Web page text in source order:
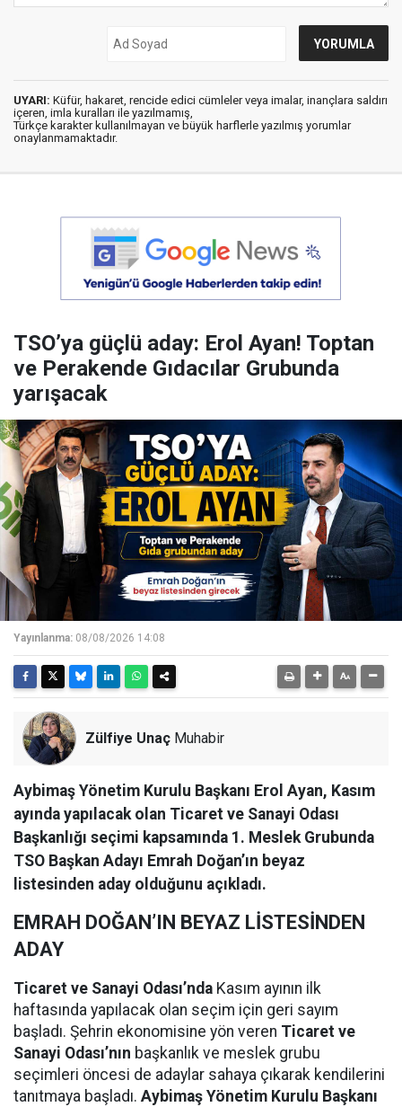
UYARI: Küfür, hakaret, rencide edici cümleler veya imalar, inançlara saldırı
içeren, imla kuralları ile yazılmamış,
Türkçe karakter kullanılmayan ve büyük harflerle yazılmış yorumlar
onaylanmamaktadır.
TSO’ya güçlü aday: Erol Ayan! Toptan
ve Perakende Gıdacılar Grubunda
yarışacak
Yayınlanma: 08/08/2026 14:08
Zülfiye Unaç Muhabir
Aybimaş Yönetim Kurulu Başkanı Erol Ayan, Kasım
ayında yapılacak olan Ticaret ve Sanayi Odası
Başkanlığı seçimi kapsamında 1. Meslek Grubunda
TSO Başkan Adayı Emrah Doğan’ın beyaz
listesinden aday olduğunu açıkladı.
EMRAH DOĞAN’IN BEYAZ LİSTESİNDEN
ADAY
Ticaret ve Sanayi Odası’nda Kasım ayının ilk
haftasında yapılacak olan seçim için geri sayım
başladı. Şehrin ekonomisine yön veren Ticaret ve
Sanayi Odası’nın başkanlık ve meslek grubu
seçimleri öncesi de adaylar sahaya çıkarak kendilerini
tanıtmaya başladı. Aybimaş Yönetim Kurulu Başkanı